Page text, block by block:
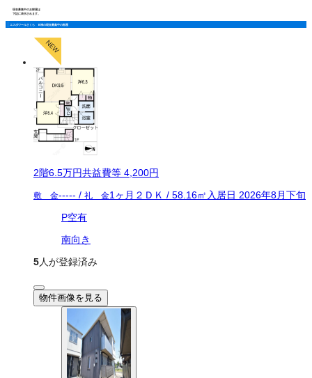
現在募集中のお部屋は
下記に表示されます。
エスポワールさくら Ｂ棟の現在募集中の部屋
2階6.5万円共益費等 4,200円
敷 金----- / 礼 金1ヶ月 ２ＤＫ / 58.16㎡ 入居日 2026年8月下旬
P空有
南向き
5人が登録済み
物件画像を見る